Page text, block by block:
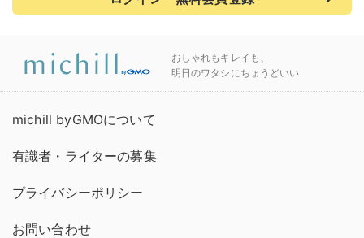
おしゃれもキレイも、
明日のワタシにちょうどいい
michill byGMOについて
有識者・ライターの募集
プライバシーポリシー
お問い合わせ